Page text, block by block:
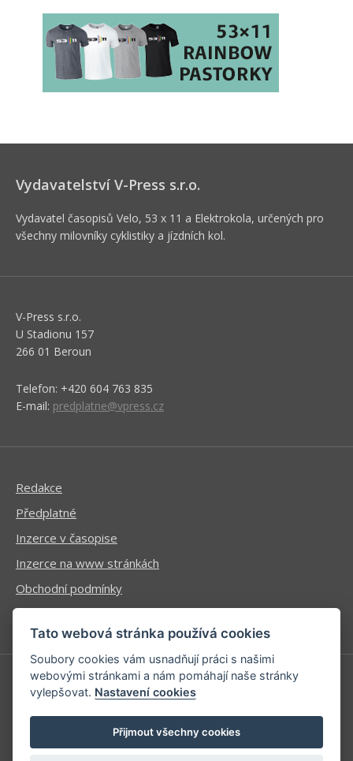
Vydavatelství V-Press s.r.o.
Vydavatel časopisů Velo, 53 x 11 a Elektrokola, určených pro
všechny milovníky cyklistiky a jízdních kol.
V-Press s.r.o.
U Stadionu 157
266 01 Beroun
Telefon: +420 604 763 835
E-mail: predplatne@vpress.cz
Redakce
Předplatné
Inzerce v časopise
Inzerce na www stránkách
Obchodní podmínky
Ochrana osobních údajů
Příhlášení | Registrace
Kontaktní informace
Mapa stránek
Tato webová stránka používá cookies
Soubory cookies vám usnadňují práci s našimi
webovými stránkami a nám pomáhají naše stránky
vylepšovat. Nastavení cookies
Přijmout všechny cookies